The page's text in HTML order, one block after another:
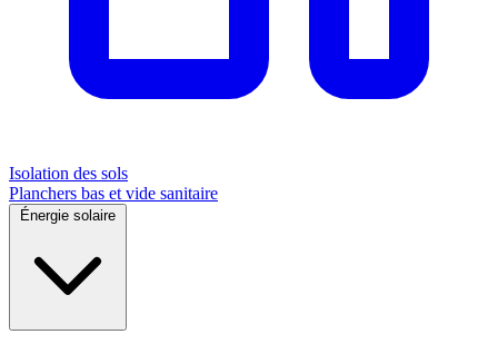
Isolation des sols
Planchers bas et vide sanitaire